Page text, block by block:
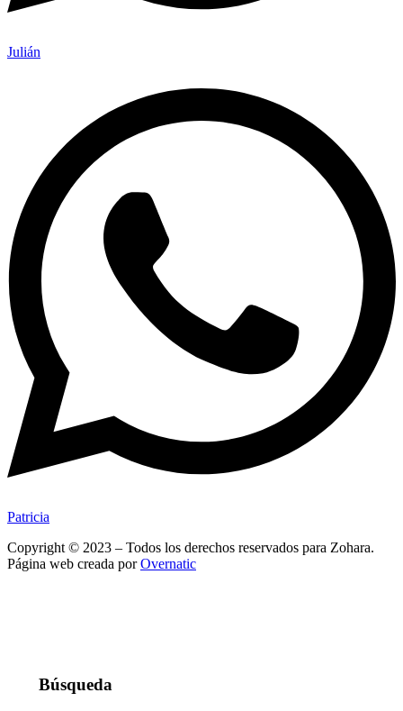
Julián
Patricia
Copyright © 2023 – Todos los derechos reservados para Zohara.
Página web creada porOvernatic
Búsqueda